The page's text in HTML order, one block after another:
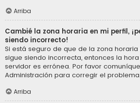
Arriba
Cambié la zona horaria en mi perfil,
siendo incorrecto!
Si está seguro de que de la zona
sigue siendo incorrecta, entonces la
servidor es errónea. Por favor
Administración para corregir el problema.
Arriba